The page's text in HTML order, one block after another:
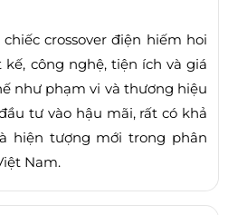
chiếc crossover điện hiếm hoi
công nghệ, tiện ích và giá
như phạm vi và thương hiệu
tư vào hậu mãi, rất có khả
hiện tượng mới trong phân
Nam.